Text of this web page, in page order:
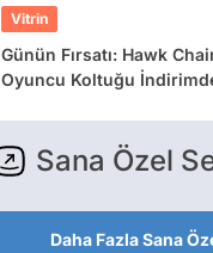
Vitrin
Günün Fırsatı: Hawk
Oyuncu Koltuğu
Sana Özel
Daha Fazla Sana